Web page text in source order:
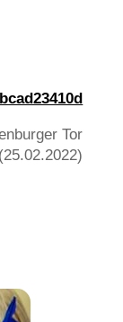
Tor
(25.02.2022)